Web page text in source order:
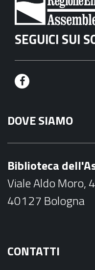
SEGUICI SUI
F
c
e
o
k
DOVE SIAMO
Biblioteca
Viale Aldo Moro,
40127 Bologna
CONTATTI